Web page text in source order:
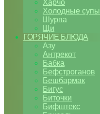
Харчо
Холодные супы
Шурпа
Щи
ГОРЯЧИЕ БЛЮДА
Азу
Антрекот
Бабка
Бефстроганов
Бешбармак
Бигус
Биточки
Бифштекс